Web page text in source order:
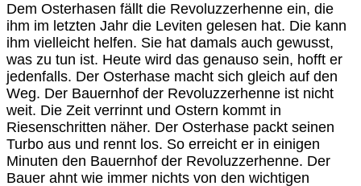
Dem Osterhasen fällt die Revoluzzerhenne ein, die
ihm im letzten Jahr die Leviten gelesen hat. Die kann
ihm vielleicht helfen. Sie hat damals auch gewusst,
was zu tun ist. Heute wird das genauso sein, hofft er
jedenfalls. Der Osterhase macht sich gleich auf den
Weg. Der Bauernhof der Revoluzzerhenne ist nicht
weit. Die Zeit verrinnt und Ostern kommt in
Riesenschritten näher. Der Osterhase packt seinen
Turbo aus und rennt los. So erreicht er in einigen
Minuten den Bauernhof der Revoluzzerhenne. Der
Bauer ahnt wie immer nichts von den wichtigen